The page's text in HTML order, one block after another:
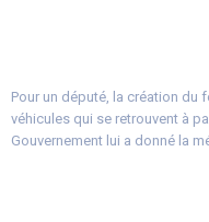
Pour un député, la création
véhicules qui se retrouvent à
Gouvernement lui a donné la